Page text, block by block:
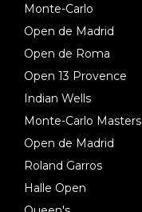
Monte-Carlo
Open de Madrid
Open de Roma
Open 13 Provence
Indian Wells
Monte-Carlo Masters
Open de Madrid
Roland Garros
Halle Open